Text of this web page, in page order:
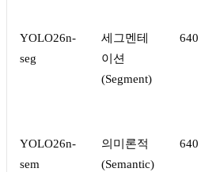
YOLO26n-
seg
세그멘테
이션
(Segment)
640
YOLO26n-
sem
의미론적
(Semantic)
640